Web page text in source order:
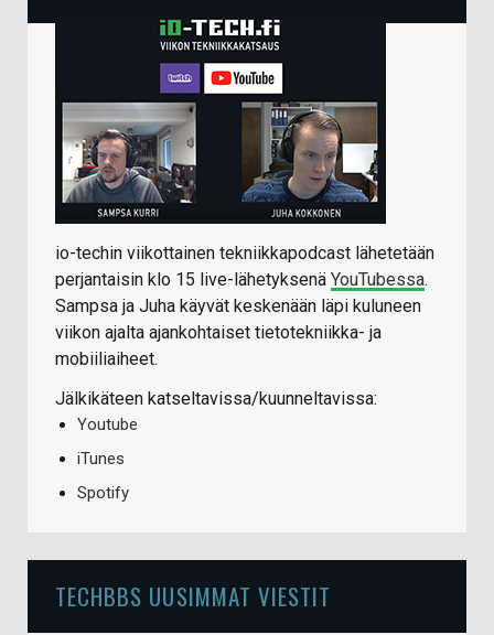
io-techin viikottainen tekniikkapodcast lähetetään
perjantaisin klo 15 live-lähetyksenä YouTubessa.
Sampsa ja Juha käyvät keskenään läpi kuluneen
viikon ajalta ajankohtaiset tietotekniikka- ja
mobiiliaiheet.
Jälkikäteen katseltavissa/kuunneltavissa:
Youtube
iTunes
Spotify
TECHBBS UUSIMMAT VIESTIT